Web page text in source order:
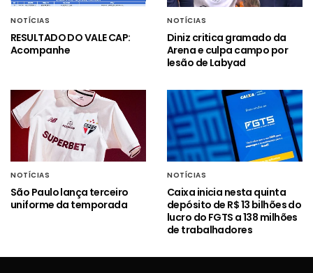
NOTÍCIAS
RESULTADO DO VALE CAP:
Acompanhe
NOTÍCIAS
Diniz critica gramado da
Arena e culpa campo por
lesão de Labyad
NOTÍCIAS
São Paulo lança terceiro
uniforme da temporada
NOTÍCIAS
Caixa inicia nesta quinta
depósito de R$ 13 bilhões do
lucro do FGTS a 138 milhões
de trabalhadores